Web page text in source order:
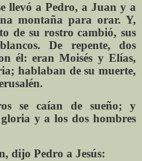
llevó a Pedro, a Juan y a
montaña para orar. Y,
de su rostro cambió, sus
De repente, dos
él: eran Moisés y Elías,
hablaban de su muerte,
se caían de sueño; y
y a los dos hombres
dijo Pedro a Jesús: